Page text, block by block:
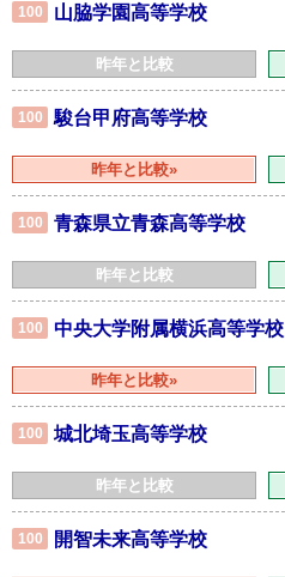
100 山脇学園高等学校
昨年と比較
100 駿台甲府高等学校
昨年と比較»
100 青森県立青森高等学校
昨年と比較
100 中央大学附属横浜高等学校
昨年と比較»
100 城北埼玉高等学校
昨年と比較
100 開智未来高等学校